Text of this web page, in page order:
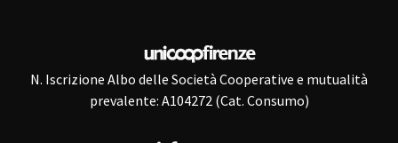
N. Iscrizione Albo delle Società Cooperative e mutualità
prevalente: A104272 (Cat. Consumo)